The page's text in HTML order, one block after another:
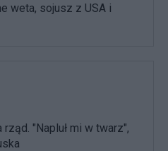
weta, sojusz z USA i
"Napluł mi w twarz",